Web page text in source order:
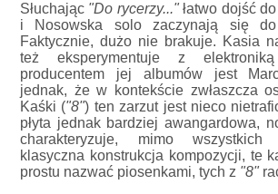
Słuchając "Do rycerzy..."łatwo dojść
i Nosowska solo zaczynają się
Faktycznie, dużo nie brakuje. Kasia
też eksperymentuje z
producentem jej albumów jest
jednak, że w kontekście zwłaszcza
Kaśki ("8") ten zarzut jest nieco
płyta jednak bardziej awangardowa,
charakteryzuje, mimo wszystkich
klasyczna konstrukcja kompozycji, te
prostu nazwać piosenkami, tych z "8"